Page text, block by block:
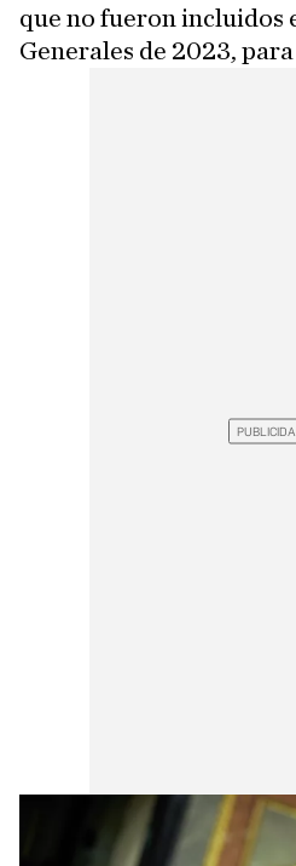
que no fueron incluidos
Generales de 2023,